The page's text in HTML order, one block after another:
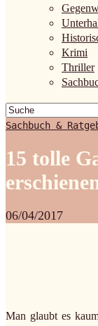
Krimi
Thriller
Sachbuch &
15 tolle
06/04/2017
Man glaubt es